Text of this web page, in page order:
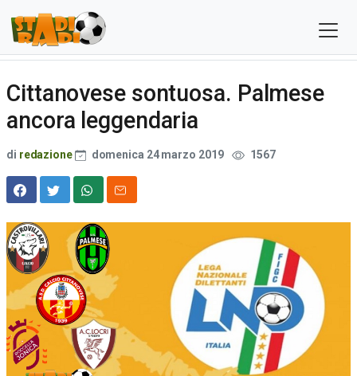
Cittanovese sontuosa. Palmese
ancora leggendaria
di redazione domenica 24 marzo 2019 1567